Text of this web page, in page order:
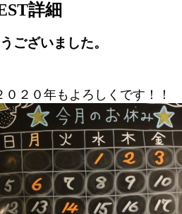
詳細
ございました。
０２０年もよろしくです！！